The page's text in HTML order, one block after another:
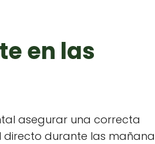
en las
asegurar una correcta
directo durante las